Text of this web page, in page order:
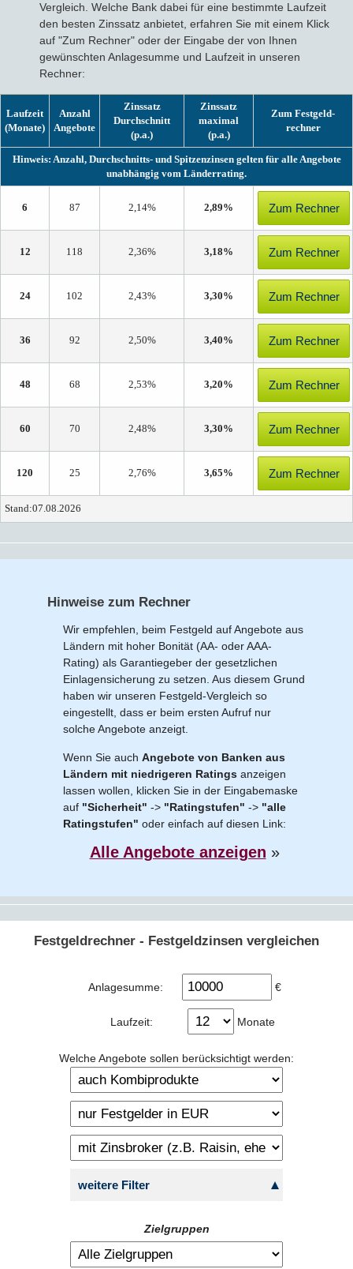
Vergleich. Welche Bank dabei für eine bestimmte Laufzeit
den besten Zinssatz anbietet, erfahren Sie mit einem Klick
auf "Zum Rechner" oder der Eingabe der von Ihnen
gewünschten Anlagesumme und Laufzeit in unseren
Rechner:
Laufzeit
(Monate)
Anzahl
Angebote
Zinssatz
Durch­schnitt
(p.a.)
Zinssatz
maximal
(p.a.)
Zum Festgeld­
rechner
Hinweis: Anzahl, Durchschnitts- und Spitzenzinsen gelten für alle Angebote
unabhängig vom Länderrating.
6 87 2,14% 2,89% Zum Rechner
12 118 2,36% 3,18% Zum Rechner
24 102 2,43% 3,30% Zum Rechner
36 92 2,50% 3,40% Zum Rechner
48 68 2,53% 3,20% Zum Rechner
60 70 2,48% 3,30% Zum Rechner
120 25 2,76% 3,65% Zum Rechner
Stand:07.08.2026
Hinweise zum Rechner
Wir empfehlen, beim Festgeld auf Angebote aus
Ländern mit hoher Bonität (AA- oder AAA-
Rating) als Garantiegeber der gesetzlichen
Einlagensicherung zu setzen. Aus diesem Grund
haben wir unseren Festgeld-Vergleich so
eingestellt, dass er beim ersten Aufruf nur
solche Angebote anzeigt.
Wenn Sie auch Angebote von Banken aus
Ländern mit niedrigeren Ratings anzeigen
lassen wollen, klicken Sie in der Eingabemaske
auf "Sicherheit" -> "Ratingstufen" -> "alle
Ratingstufen" oder einfach auf diesen Link:
Alle Angebote anzeigen »
Festgeldrechner - Festgeldzinsen vergleichen
Anlagesumme: €
Laufzeit: Monate
Welche Angebote sollen berücksichtigt werden:
weitere Filter
Zielgruppen